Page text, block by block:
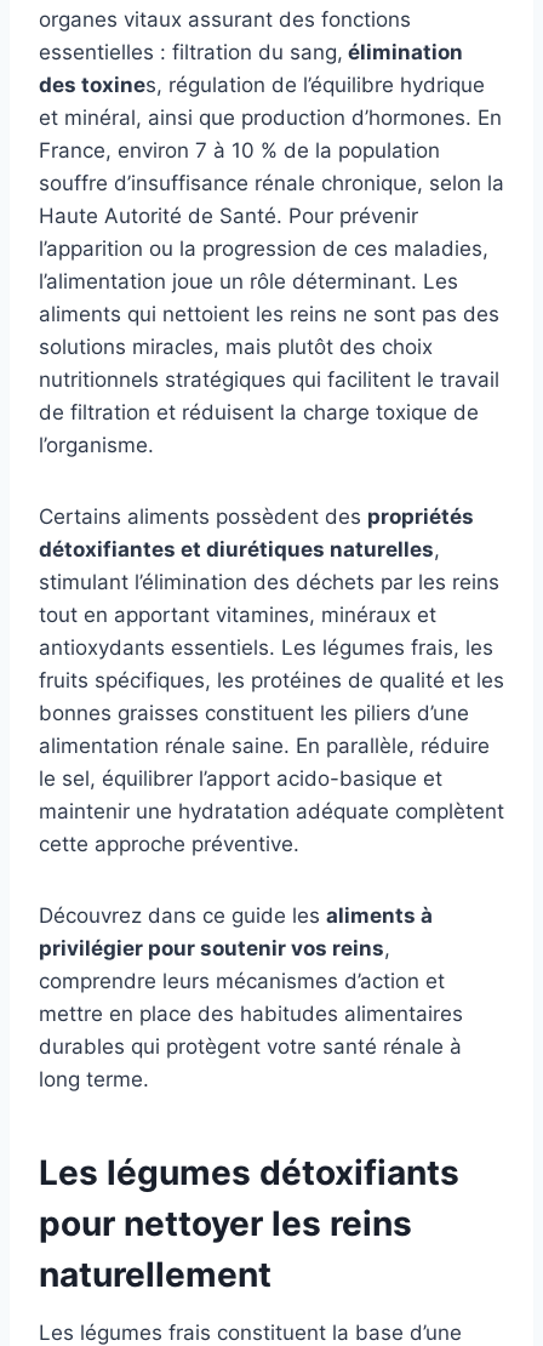
organes vitaux assurant des fonctions
essentielles : filtration du sang, élimination
des toxines, régulation de l’équilibre hydrique
et minéral, ainsi que production d’hormones. En
France, environ 7 à 10 % de la population
souffre d’insuffisance rénale chronique, selon la
Haute Autorité de Santé. Pour prévenir
l’apparition ou la progression de ces maladies,
l’alimentation joue un rôle déterminant. Les
aliments qui nettoient les reins ne sont pas des
solutions miracles, mais plutôt des choix
nutritionnels stratégiques qui facilitent le travail
de filtration et réduisent la charge toxique de
l’organisme.
Certains aliments possèdent des propriétés
détoxifiantes et diurétiques naturelles,
stimulant l’élimination des déchets par les reins
tout en apportant vitamines, minéraux et
antioxydants essentiels. Les légumes frais, les
fruits spécifiques, les protéines de qualité et les
bonnes graisses constituent les piliers d’une
alimentation rénale saine. En parallèle, réduire
le sel, équilibrer l’apport acido-basique et
maintenir une hydratation adéquate complètent
cette approche préventive.
Découvrez dans ce guide les aliments à
privilégier pour soutenir vos reins,
comprendre leurs mécanismes d’action et
mettre en place des habitudes alimentaires
durables qui protègent votre santé rénale à
long terme.
Les légumes détoxifiants
pour nettoyer les reins
naturellement
Les légumes frais constituent la base d’une